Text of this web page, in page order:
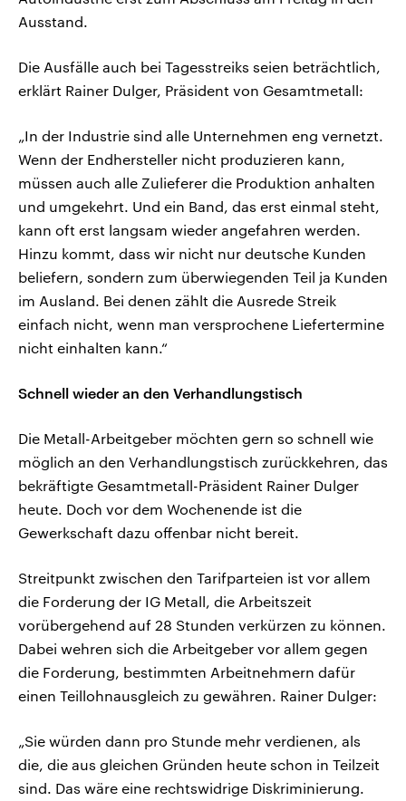
Ausstand.
Die Ausfälle auch bei Tagesstreiks seien beträchtlich,
erklärt Rainer Dulger, Präsident von Gesamtmetall:
„In der Industrie sind alle Unternehmen eng vernetzt.
Wenn der Endhersteller nicht produzieren kann,
müssen auch alle Zulieferer die Produktion anhalten
und umgekehrt. Und ein Band, das erst einmal steht,
kann oft erst langsam wieder angefahren werden.
Hinzu kommt, dass wir nicht nur deutsche Kunden
beliefern, sondern zum überwiegenden Teil ja Kunden
im Ausland. Bei denen zählt die Ausrede Streik
einfach nicht, wenn man versprochene Liefertermine
nicht einhalten kann.“
Schnell wieder an den Verhandlungstisch
Die Metall-Arbeitgeber möchten gern so schnell wie
möglich an den Verhandlungstisch zurückkehren, das
bekräftigte Gesamtmetall-Präsident Rainer Dulger
heute. Doch vor dem Wochenende ist die
Gewerkschaft dazu offenbar nicht bereit.
Streitpunkt zwischen den Tarifparteien ist vor allem
die Forderung der IG Metall, die Arbeitszeit
vorübergehend auf 28 Stunden verkürzen zu können.
Dabei wehren sich die Arbeitgeber vor allem gegen
die Forderung, bestimmten Arbeitnehmern dafür
einen Teillohnausgleich zu gewähren. Rainer Dulger:
„Sie würden dann pro Stunde mehr verdienen, als
die, die aus gleichen Gründen heute schon in Teilzeit
sind. Das wäre eine rechtswidrige Diskriminierung.